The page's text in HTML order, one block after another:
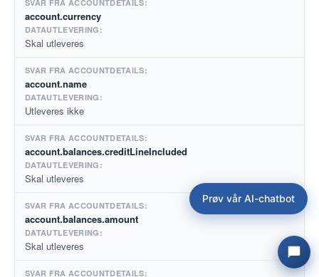
account.currency
Skal utleveres
account.name
Utleveres ikke
account.balances.creditLineIncluded
Skal utleveres
account.balances.amount
Skal utleveres
Prøv vår AI-chatbot